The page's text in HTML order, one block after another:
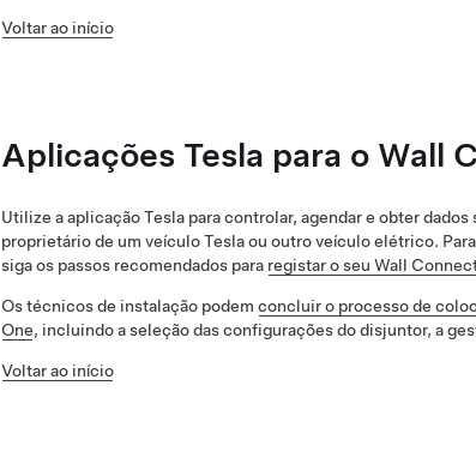
Voltar ao início
Aplicações Tesla para o Wall
Utilize a aplicação Tesla para controlar, agendar e obter
proprietário de um veículo Tesla ou outro veículo elétrico.
siga os passos recomendados para registar o seu Wall
Os técnicos de instalação podem concluir o processo de
One, incluindo a seleção das configurações do disjuntor, a
Voltar ao início